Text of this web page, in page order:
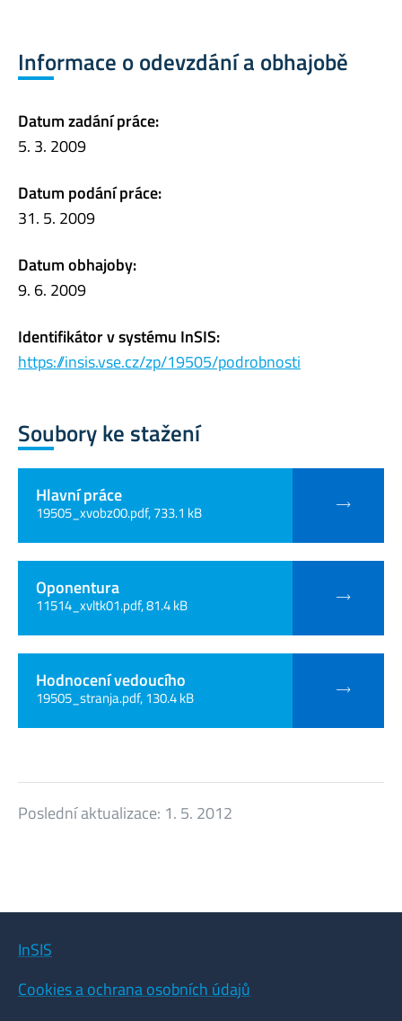
Informace o odevzdání a obhajobě
Datum zadání práce:
5. 3. 2009
Datum podání práce:
31. 5. 2009
Datum obhajoby:
9. 6. 2009
Identifikátor v systému InSIS:
https://insis.vse.cz/zp/19505/podrobnosti
Soubory ke stažení
Hlavní práce
19505_xvobz00.pdf, 733.1 kB
Oponentura
11514_xvltk01.pdf, 81.4 kB
Hodnocení vedoucího
19505_stranja.pdf, 130.4 kB
Poslední aktualizace: 1. 5. 2012
InSIS
Cookies a ochrana osobních údajů